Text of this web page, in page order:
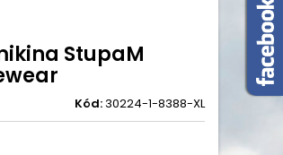
StupaM
Kód:30224-1-8388-XL